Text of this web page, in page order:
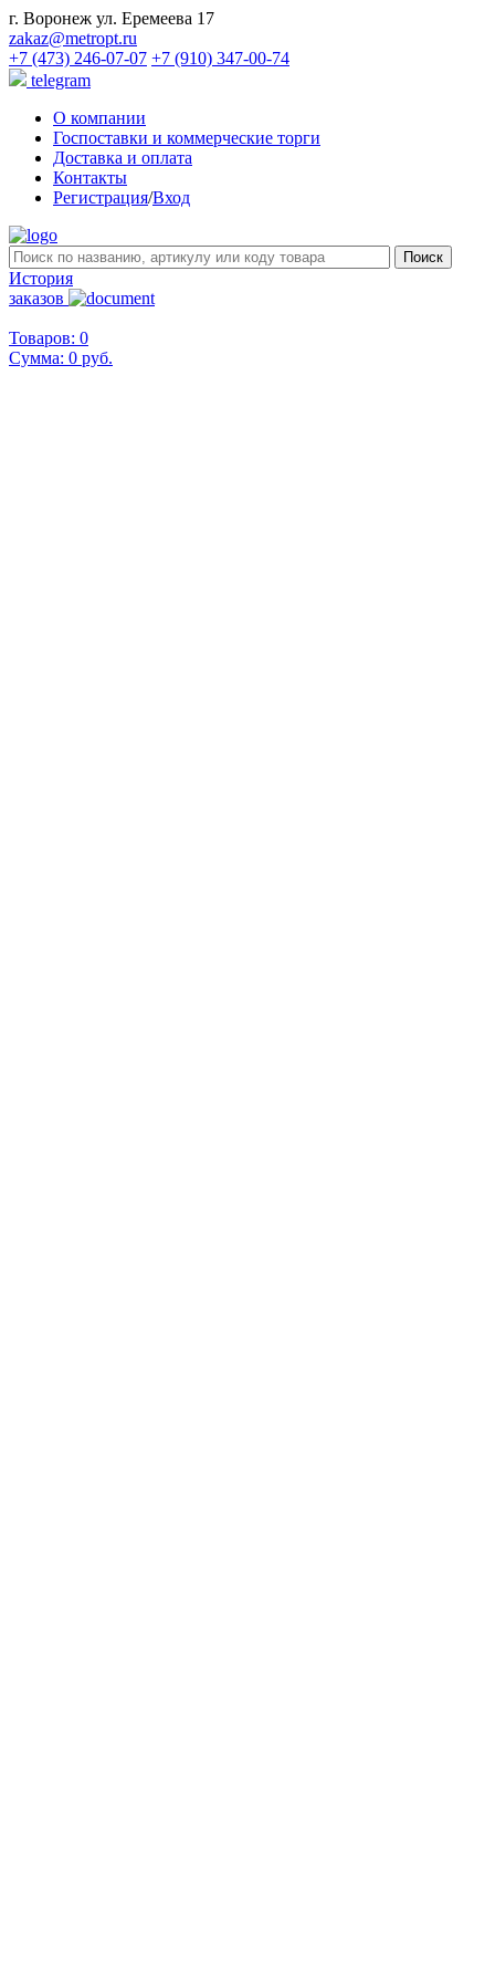
г. Воронеж ул. Еремеева 17
zakaz@metropt.ru
+7 (473) 246-07-07 +7 (910) 347-00-74
telegram
О компании
Госпоставки и коммерческие торги
Доставка и оплата
Контакты
Регистрация/Вход
История
заказов
Товаров: 0
Сумма: 0 руб.